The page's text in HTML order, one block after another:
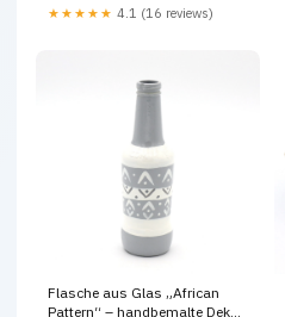
★★★★★ 4.1 (16 reviews)
Flasche aus Glas „African
Pattern“ – handbemalte Deko